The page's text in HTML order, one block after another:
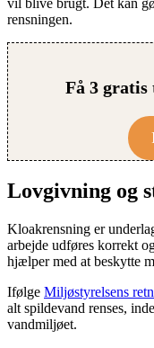
rensningen.
Få 3
Lovgivning og
Kloakrensning er
arbejde udføres korrekt
hjælper med at beskytte
Ifølge Miljøstyrelsens
alt spildevand renses,
vandmiljøet.